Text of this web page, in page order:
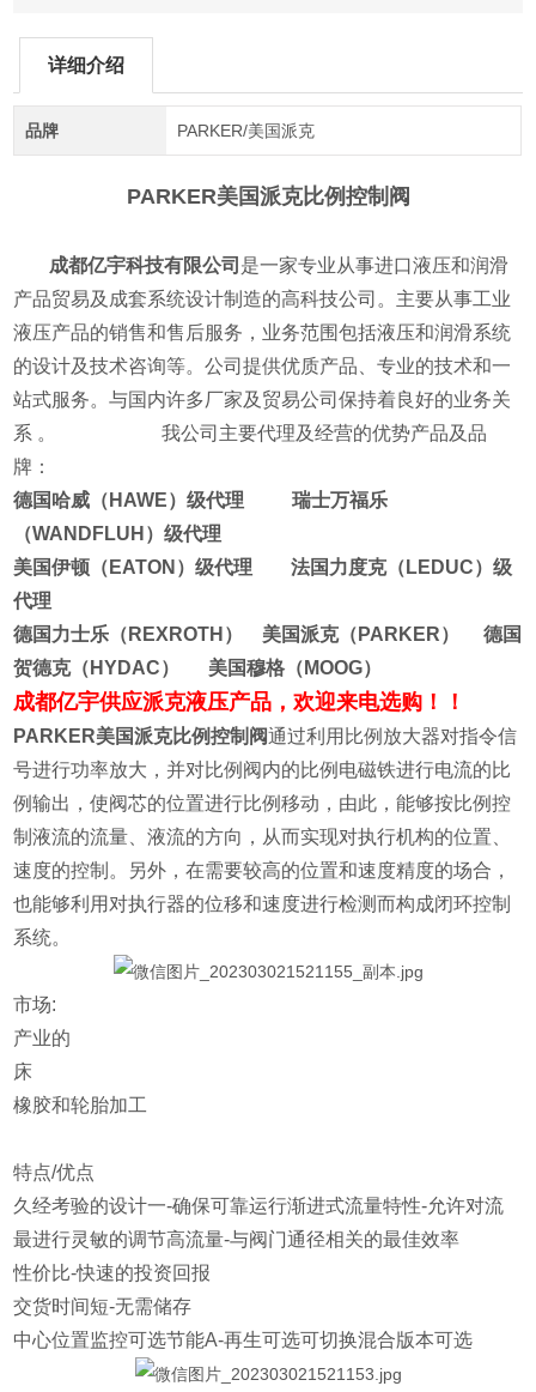
详细介绍
品牌 PARKER/美国派克
PARKER美国派克比例控制阀
成都亿宇科技有限公司 是一家专业从事进口液压和润滑
产品贸易及成套系统设计制造的高科技公司。主要从事工业
液压产品的销售和售后服务，业务范围包括液压和润滑系统
的设计及技术咨询等。公司提供优质产品、专业的技术和一
站式服务。与国内许多厂家及贸易公司保持着良好的业务关
系 。 我公司主要代理及经营的优势产品及品
牌：
德国哈威（HAWE）级代理 瑞士万福乐
（WANDFLUH）级代理
美国伊顿（EATON）级代理 法国力度克（LEDUC）级
代理
德国力士乐（REXROTH） 美国派克（PARKER） 德国
贺德克（HYDAC） 美国穆格（MOOG）
成都亿宇供应派克液压产品，欢迎来电选购！！
PARKER美国派克比例控制阀通过利用比例放大器对指令信
号进行功率放大，并对比例阀内的比例电磁铁进行电流的比
例输出，使阀芯的位置进行比例移动，由此，能够按比例控
制液流的流量、液流的方向，从而实现对执行机构的位置、
速度的控制。另外，在需要较高的位置和速度精度的场合，
也能够利用对执行器的位移和速度进行检测而构成闭环控制
系统。
市场:
产业的
床
橡胶和轮胎加工
特点/优点
久经考验的设计一-确保可靠运行渐进式流量特性-允许对流
最进行灵敏的调节高流量-与阀门通径相关的最佳效率
性价比-快速的投资回报
交货时间短-无需储存
中心位置监控可选节能A-再生可选可切换混合版本可选